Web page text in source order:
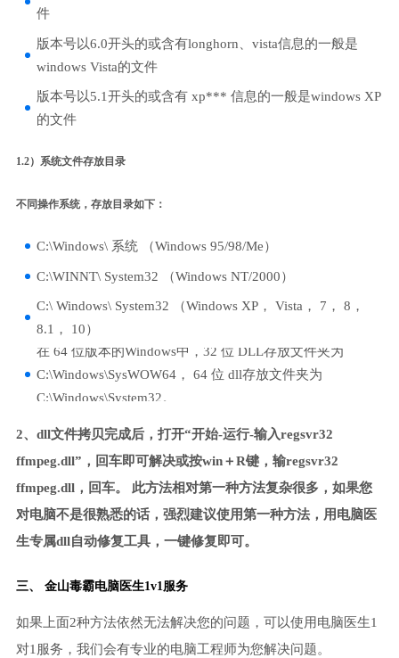
件
版本号以6.0开头的或含有longhorn、vista信息的一般是
windows Vista的文件
版本号以5.1开头的或含有 xp*** 信息的一般是windows XP
的文件
1.2）系统文件存放目录
不同操作系统，存放目录如下：
C:\Windows\ 系统 （Windows 95/98/Me）
C:\WINNT\ System32 （Windows NT/2000）
C:\ Windows\ System32 （Windows XP， Vista， 7， 8，
8.1， 10）
在 64 位版本的Windows中，32 位 DLL存放文件夹为
C:\Windows\SysWOW64， 64 位 dll存放文件夹为
C:\Windows\System32。
2、dll文件拷贝完成后，打开“开始-运行-输入regsvr32
ffmpeg.dll”，回车即可解决或按win＋R键，输regsvr32
ffmpeg.dll，回车。 此方法相对第一种方法复杂很多，如果您
对电脑不是很熟悉的话，强烈建议使用第一种方法，用电脑医
生专属dll自动修复工具，一键修复即可。
三、 金山毒霸电脑医生1v1服务
如果上面2种方法依然无法解决您的问题，可以使用电脑医生1
对1服务，我们会有专业的电脑工程师为您解决问题。